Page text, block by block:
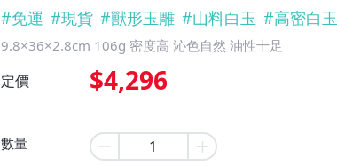
#免運 #現貨 #獸形玉雕 #山料白玉 #高密白玉
9.8×36×2.8cm 106g 密度高 沁色自然 油性十足
定價 $4,296
數量